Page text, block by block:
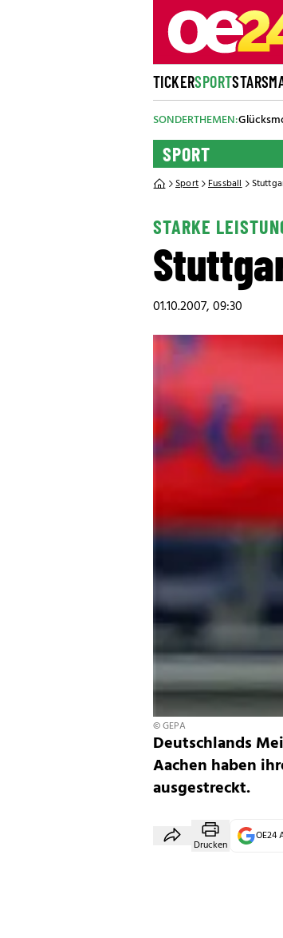
TICKERSPORTSTARS
SONDERTHEMEN:
SPORT
Sport Fussball
STARKE
01.10.2007, 09:30
© GEPA
Deutschlands
Aachen haben
ausgestreckt.
Drucken
OE24